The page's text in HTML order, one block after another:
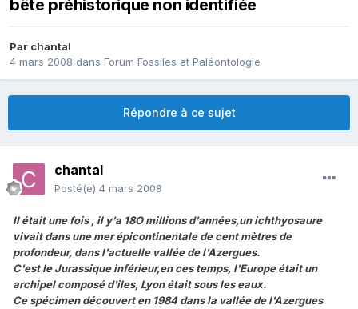
bête préhistorique non identifiée
Par chantal
4 mars 2008 dans Forum Fossiles et Paléontologie
Répondre à ce sujet
chantal
Posté(e) 4 mars 2008
Il était une fois , il y'a 18O millions d'années,un ichthyosaure
vivait dans une mer épicontinentale de cent mètres de
profondeur, dans l'actuelle vallée de l'Azergues.
C'est le Jurassique inférieur,en ces temps, l'Europe était un
archipel composé d'iles, Lyon était sous les eaux.
Ce spécimen découvert en 1984 dans la vallée de l'Azergues